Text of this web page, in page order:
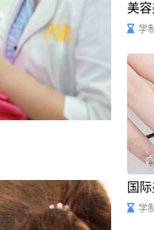
美
学
国
学